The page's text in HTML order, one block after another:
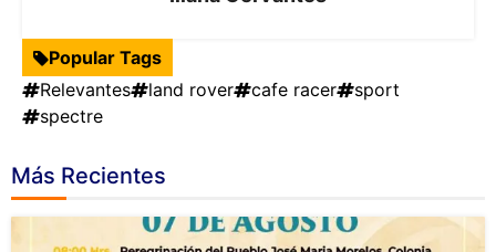
Popular Tags
Relevantes
land rover cafe racer
sport
spectre
Más Recientes